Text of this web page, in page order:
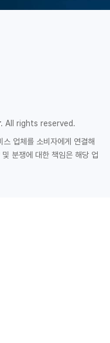
. All rights reserved.
업체를 소비자에게 연결해
분쟁에 대한 책임은 해당 업